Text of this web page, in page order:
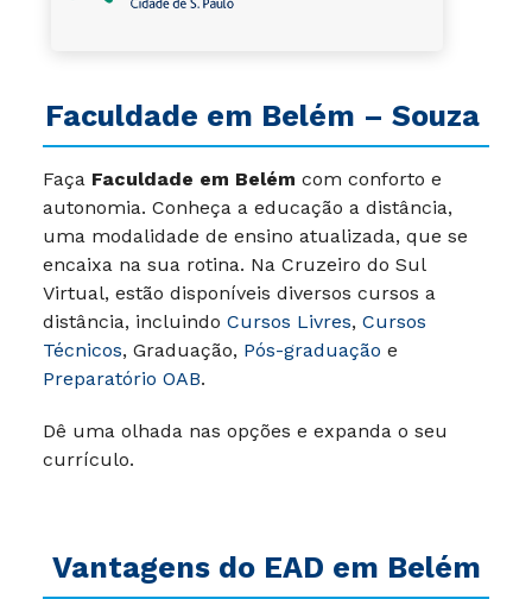
Faculdade em Belém – Souza
Faça Faculdade em Belém com conforto e
autonomia. Conheça a educação a distância,
uma modalidade de ensino atualizada, que se
encaixa na sua rotina. Na Cruzeiro do Sul
Virtual, estão disponíveis diversos cursos a
distância, incluindo Cursos Livres, Cursos
Técnicos, Graduação, Pós-graduação e
Preparatório OAB.
Dê uma olhada nas opções e expanda o seu
currículo.
Vantagens do EAD em Belém